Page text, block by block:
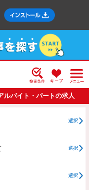
ルバイト・パートの求人
選択
選択
選択